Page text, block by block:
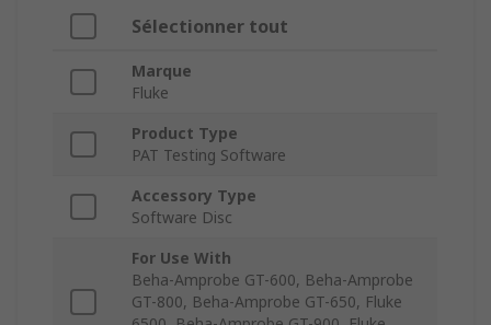
Sélectionner tout
Marque
Fluke
Product Type
PAT Testing Software
Accessory Type
Software Disc
For Use With
Beha-Amprobe GT-600, Beha-Amprobe
GT-800, Beha-Amprobe GT-650, Fluke